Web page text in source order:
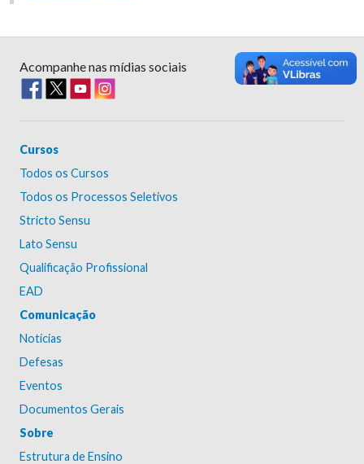
Acompanhe nas mídias sociais
Cursos
Todos os Cursos
Todos os Processos Seletivos
Stricto Sensu
Lato Sensu
Qualificação Profissional
EAD
Comunicação
Notícias
Defesas
Eventos
Documentos Gerais
Sobre
Estrutura de Ensino